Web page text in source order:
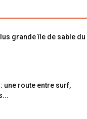
grande île de sable du
une route entre surf,